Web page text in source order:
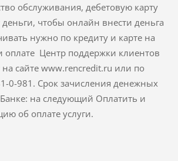
обслуживания, дебетовую карту
деньги, чтобы онлайн внести деньга
нужно по кредиту и карте на
оплате Центр поддержки клиентов
на сайте www.rencredit.ru или по
0-981. Срок зачисления денежных
Банке: на следующий Оплатить и
об оплате услуги.